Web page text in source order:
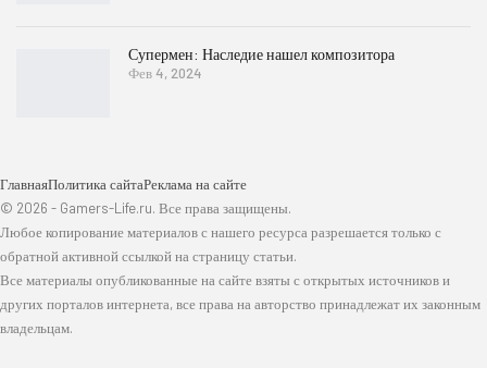
Супермен: Наследие нашел композитора
Фев 4, 2024
ГлавнаяПолитика сайтаРеклама на сайте
© 2026 - Gamers-Life.ru. Все права защищены.
Любое копирование материалов с нашего ресурса разрешается только с
обратной активной ссылкой на страницу статьи.
Все материалы опубликованные на сайте взяты с открытых источников и
других порталов интернета, все права на авторство принадлежат их законным
владельцам.